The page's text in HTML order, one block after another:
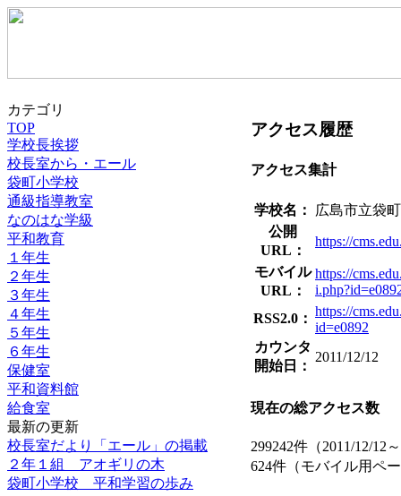
カテゴリ
TOP
学校長挨拶
校長室から・エール
袋町小学校
通級指導教室
なのはな学級
平和教育
１年生
２年生
３年生
４年生
５年生
６年生
保健室
平和資料館
給食室
最新の更新
校長室だより「エール」の掲載
２年１組 アオギリの木
袋町小学校 平和学習の歩み
アクセス履歴
アクセス集計
学校名：
広島市立袋
公開
URL：
https://
モバイル
URL：
https://
RSS2.0： https://
id=e0892
カウンタ
開始日：
2011/12/12
現在の総アクセス数
299242件（2011/12/12
624件（モバイル用ペ